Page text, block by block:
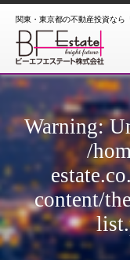
関東・東京都の不動産投資なら
Warning:
/
content/